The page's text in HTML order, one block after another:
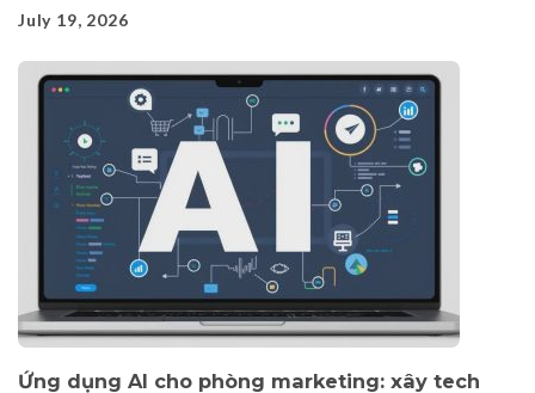
July 19, 2026
Ứng dụng AI cho phòng marketing: xây tech